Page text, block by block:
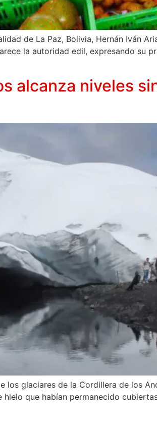
de La Paz, Bolivia, Hernán Iván
la autoridad edil, expresando su
alcanza niveles
los glaciares de la Cordillera de los
que habían permanecido